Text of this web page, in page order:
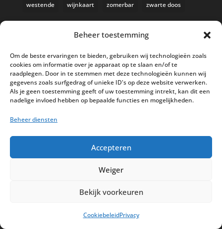
Beheer toestemming
Om de beste ervaringen te bieden, gebruiken wij technologieën zoals
cookies om informatie over je apparaat op te slaan en/of te
raadplegen. Door in te stemmen met deze technologieën kunnen wij
gegevens zoals surfgedrag of unieke ID's op deze website verwerken.
Als je geen toestemming geeft of uw toestemming intrekt, kan dit een
nadelige invloed hebben op bepaalde functies en mogelijkheden.
Beheer diensten
Accepteren
Weiger
Bekijk voorkeuren
CookiebeleidPrivacy
westende wijnkaart zomerbar zwarte doos
AI in de Horeca kassawereld
Bestel nu nog aan de 2025 prijzen
Safran Palace start met nieuw
Privacy